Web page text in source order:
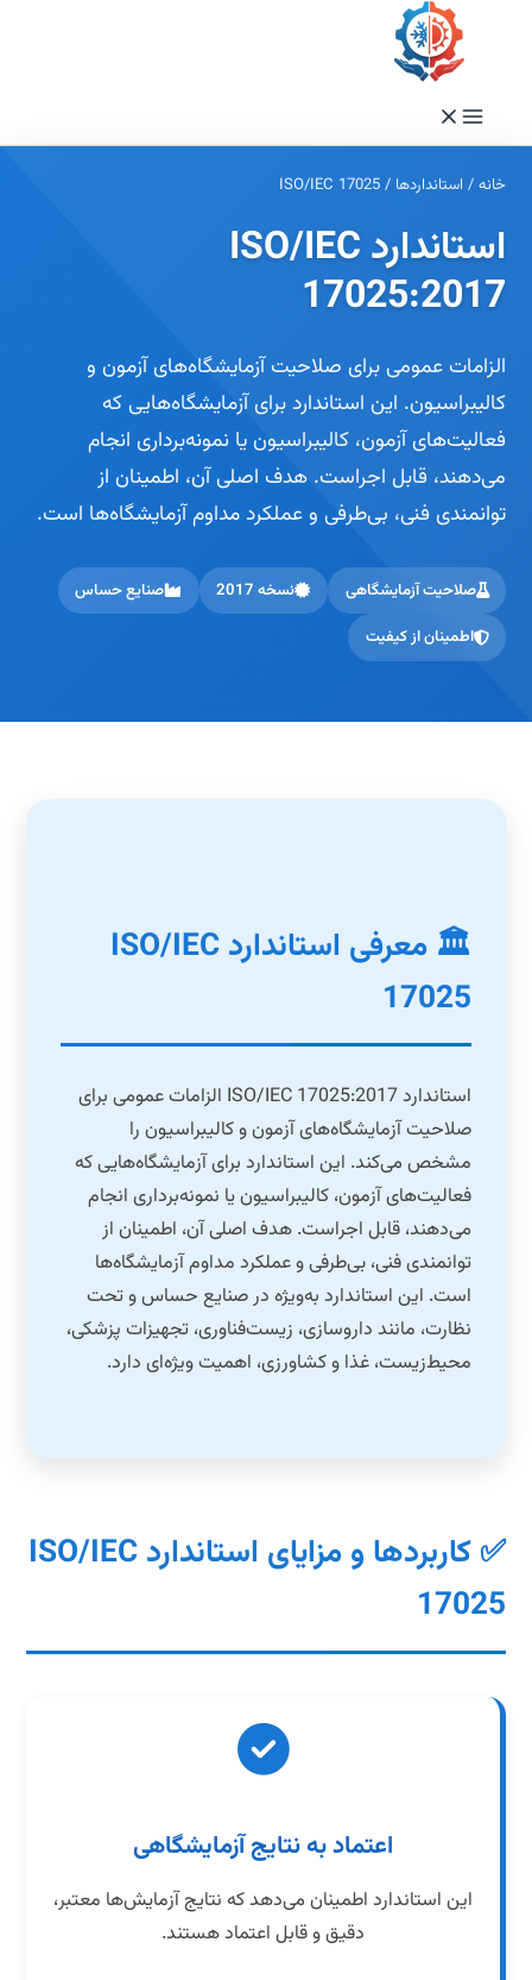
خانه/ استانداردها /
ISO/IEC 17025
استاندارد ISO/IEC
17025:2017
الزامات عمومی برای صلاحیت آزمایشگاه‌های آزمون و
کالیبراسیون. این استاندارد برای آزمایشگاه‌هایی که
فعالیت‌های آزمون، کالیبراسیون یا نمونه‌برداری انجام
می‌دهند، قابل اجراست. هدف اصلی آن، اطمینان از
توانمندی فنی، بی‌طرفی و عملکرد مداوم آزمایشگاه‌ها است.
صلاحیت آزمایشگاهی نسخه 2017
صنایع حساس
اطمینان از کیفیت
🏛️ معرفی استاندارد ISO/IEC
17025
استاندارد ISO/IEC 17025:2017 الزامات عمومی برای
صلاحیت آزمایشگاه‌های آزمون و کالیبراسیون را
مشخص می‌کند. این استاندارد برای آزمایشگاه‌هایی که
فعالیت‌های آزمون، کالیبراسیون یا نمونه‌برداری انجام
می‌دهند، قابل اجراست. هدف اصلی آن، اطمینان از
توانمندی فنی، بی‌طرفی و عملکرد مداوم آزمایشگاه‌ها
است. این استاندارد به‌ویژه در صنایع حساس و تحت
نظارت، مانند داروسازی، زیست‌فناوری، تجهیزات پزشکی،
محیط‌زیست، غذا و کشاورزی، اهمیت ویژه‌ای دارد.
✅ کاربردها و مزایای استاندارد ISO/IEC
17025
اعتماد به نتایج آزمایشگاهی
این استاندارد اطمینان می‌دهد که نتایج آزمایش‌ها معتبر،
دقیق و قابل اعتماد هستند.